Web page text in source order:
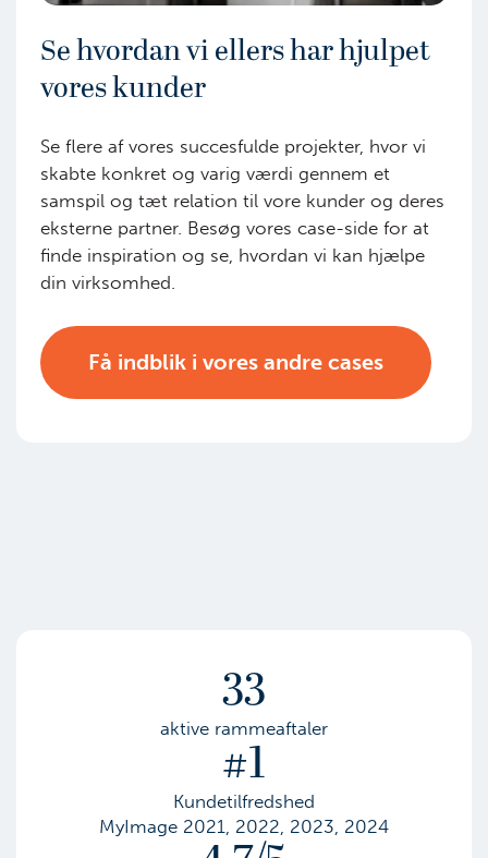
Se hvordan vi ellers har hjulpet
vores kunder
Se flere af vores succesfulde projekter, hvor vi
skabte konkret og varig værdi gennem et
samspil og tæt relation til vore kunder og deres
eksterne partner. Besøg vores case-side for at
finde inspiration og se, hvordan vi kan hjælpe
din virksomhed.
Få indblik i vores andre cases
33
aktive rammeaftaler
#1
Kundetilfredshed
MyImage 2021, 2022, 2023, 2024